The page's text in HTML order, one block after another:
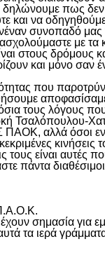
δηλώνουμε πως
και να
συνοπαδό μας
με τα
στους δρόμους
και μόνο σαν
που
τους λόγους
Τσαλόπουλου-
ΠΑΟΚ, αλλά όσοι
κινήσεις
τους είναι αυτές
πάντα
σημασία για
τα ιερά